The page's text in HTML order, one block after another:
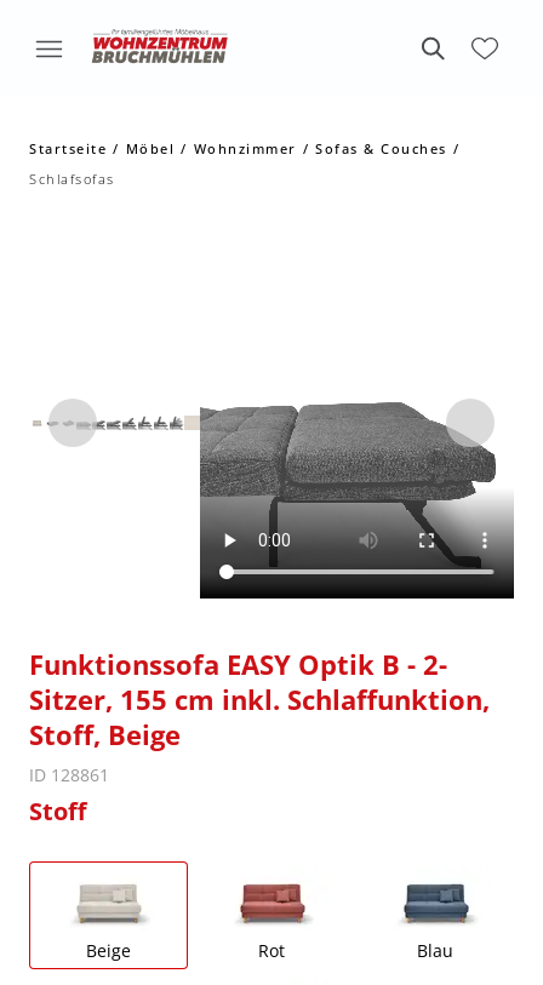
Startseite Möbel Wohnzimmer
Sofas & Couches
Schlafsofas
Funktionssofa EASY Optik B - 2-
Sitzer, 155 cm inkl. Schlaffunktion,
Stoff, Beige
ID 128861
Stoff
Beige Rot Blau